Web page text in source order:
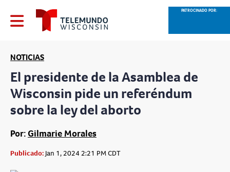
PATROCINADO POR:
NOTICIAS
El presidente de la Asamblea de
Wisconsin pide un referéndum
sobre la ley del aborto
Por: Gilmarie Morales
Publicado:Jan 1, 2024 2:21 PM CDT